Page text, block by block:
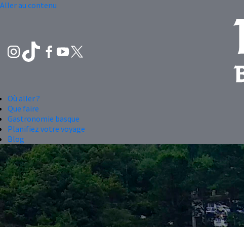
Aller au contenu
Où aller ?
Que faire
Gastronomie basque
Planifiez votre voyage
Blog